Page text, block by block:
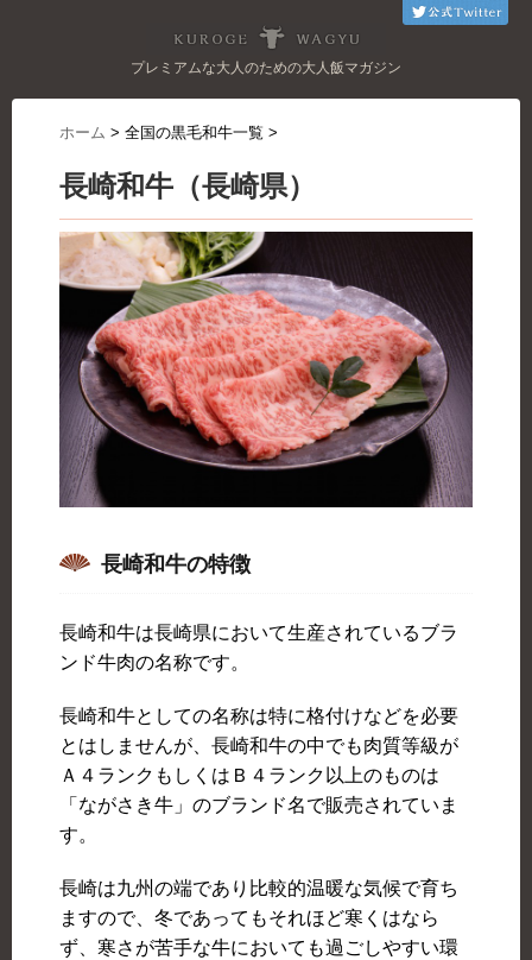
プレミアムな大人のための大人飯マガジン
ホーム > 全国の黒毛和牛一覧 >
長崎和牛（長崎県）
長崎和牛の特徴
長崎和牛は長崎県において生産されているブラ
ンド牛肉の名称です。
長崎和牛としての名称は特に格付けなどを必要
とはしませんが、長崎和牛の中でも肉質等級が
Ａ４ランクもしくはＢ４ランク以上のものは
「ながさき牛」のブランド名で販売されていま
す。
長崎は九州の端であり比較的温暖な気候で育ち
ますので、冬であってもそれほど寒くはなら
ず、寒さが苦手な牛においても過ごしやすい環